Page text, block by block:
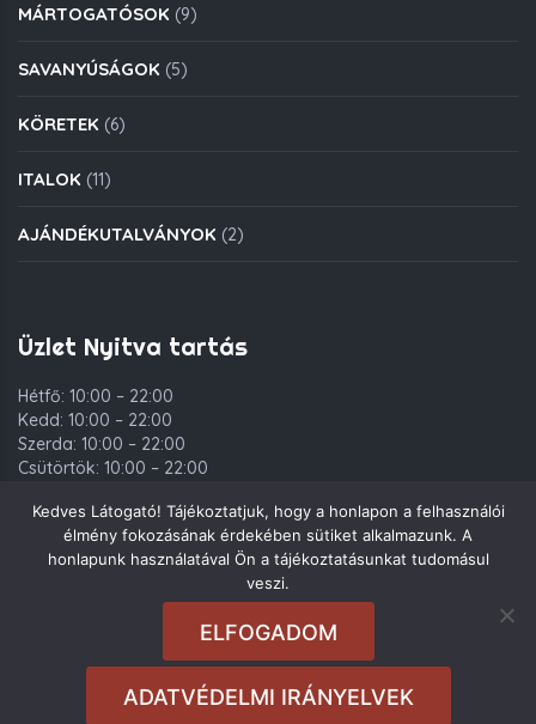
MÁRTOGATÓSOK (9)
SAVANYÚSÁGOK (5)
KÖRETEK (6)
ITALOK (11)
AJÁNDÉKUTALVÁNYOK (2)
Üzlet Nyitva tartás
Hétfő: 10:00 – 22:00
Kedd: 10:00 – 22:00
Szerda: 10:00 – 22:00
Csütörtök: 10:00 – 22:00
Szombat: 10:00 – 00:00
Vasárnap: 10:00 – 22:00
Copyright © 2021. Deli Group Kft. - Minden jog fenntartva.
Rendeléseket10:00és21:00között tudunk felvenni. Sajnos most nem
Kedves Látogató! Tájékoztatjuk, hogy a honlapon a felhasználói
élmény fokozásának érdekében sütiket alkalmazunk. A
honlapunk használatával Ön a tájékoztatásunkat tudomásul
veszi.
ELFOGADOM
ADATVÉDELMI IRÁNYELVEK